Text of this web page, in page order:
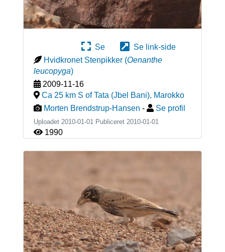
Se
Se link-side
Hvidkronet Stenpikker (Oenanthe
leucopyga)
2009-11-16
Ca 25 km S of Tata (Jbel Bani), Marokko
Morten Brendstrup-Hansen - Se profil
Uploadet 2010-01-01 Publiceret 2010-01-01
1990